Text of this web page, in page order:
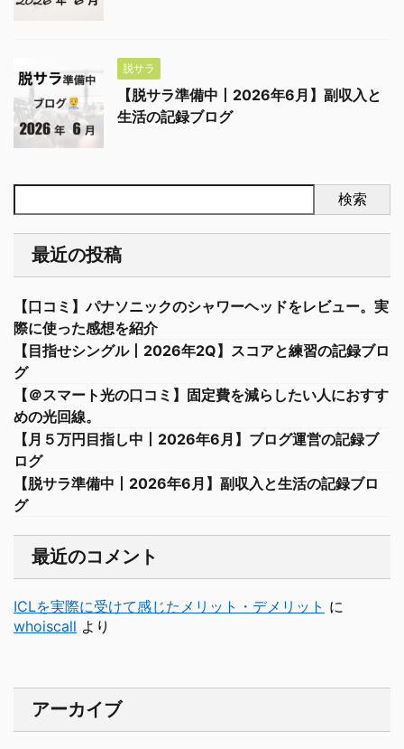
脱サラ
【脱サラ準備中丨2026年6月】副収入と
生活の記録ブログ
検索
最近の投稿
【口コミ】パナソニックのシャワーヘッドをレビュー。実
際に使った感想を紹介
【目指せシングル丨2026年2Q】スコアと練習の記録ブロ
グ
【＠スマート光の口コミ】固定費を減らしたい人におすす
めの光回線。
【月５万円目指し中丨2026年6月】ブログ運営の記録ブ
ログ
【脱サラ準備中丨2026年6月】副収入と生活の記録ブロ
グ
最近のコメント
ICLを実際に受けて感じたメリット・デメリット に
whoiscall より
アーカイブ